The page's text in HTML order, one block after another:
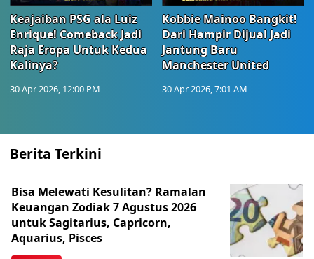
Keajaiban PSG ala Luiz
Enrique! Comeback Jadi
Raja Eropa Untuk Kedua
Kalinya?
30 Apr 2026, 12:00 PM
Kobbie Mainoo Bangkit!
Dari Hampir Dijual Jadi
Jantung Baru
Manchester United
30 Apr 2026, 7:01 AM
Berita Terkini
Bisa Melewati Kesulitan? Ramalan
Keuangan Zodiak 7 Agustus 2026
untuk Sagitarius, Capricorn,
Aquarius, Pisces